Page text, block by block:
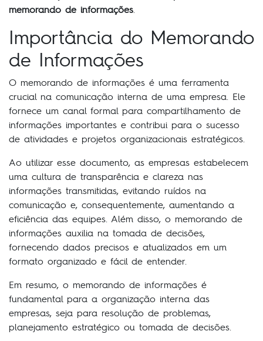
memorando de informações.
Importância do Memorando
de Informações
O memorando de informações é uma ferramenta
crucial na comunicação interna de uma empresa. Ele
fornece um canal formal para compartilhamento de
informações importantes e contribui para o sucesso
de atividades e projetos organizacionais estratégicos.
Ao utilizar esse documento, as empresas estabelecem
uma cultura de transparência e clareza nas
informações transmitidas, evitando ruídos na
comunicação e, consequentemente, aumentando a
eficiência das equipes. Além disso, o memorando de
informações auxilia na tomada de decisões,
fornecendo dados precisos e atualizados em um
formato organizado e fácil de entender.
Em resumo, o memorando de informações é
fundamental para a organização interna das
empresas, seja para resolução de problemas,
planejamento estratégico ou tomada de decisões.